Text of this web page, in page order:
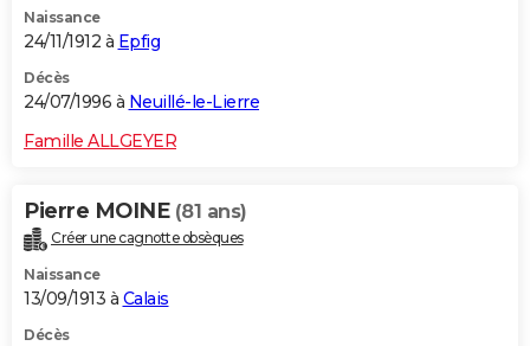
Naissance
24/11/1912 à Epfig
Décès
24/07/1996 à Neuillé-le-Lierre
Famille ALLGEYER
Pierre MOINE (81 ans)
Créer une cagnotte obsèques
Naissance
13/09/1913 à Calais
Décès